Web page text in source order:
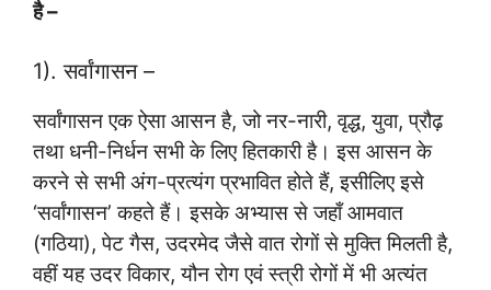
है –
1). सर्वांगासन –
सर्वांगासन एक ऐसा आसन है, जो नर-नारी, वृद्ध, युवा, प्रौढ़
तथा धनी-निर्धन सभी के लिए हितकारी है। इस आसन के
करने से सभी अंग-प्रत्यंग प्रभावित होते हैं, इसीलिए इसे
‘सर्वांगासन’ कहते हैं। इसके अभ्यास से जहाँ आमवात
(गठिया), पेट गैस, उदरमेद जैसे वात रोगों से मुक्ति मिलती है,
वहीं यह उदर विकार, यौन रोग एवं स्त्री रोगों में भी अत्यंत